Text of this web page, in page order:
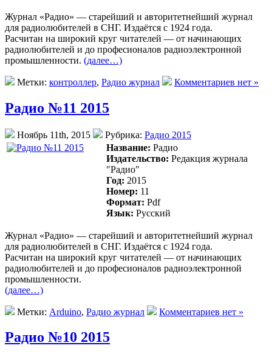
Журнал «Радио» — старейший и авторитетнейший журнал
для радиолюбителей в СНГ. Издаётся с 1924 года.
Раcчитан на широкий круг читателей — от начинающих
радиолюбителей и до професионалов радиоэлектронной
промышленности. (далее…)
Метки: контроллер, Радио журнал Комментариев нет »
Радио №11 2015
Ноябрь 11th, 2015 Рубрика: Радио 2015
Название: Радио
Издательство: Редакция журнала
"Радио"
Год: 2015
Номер: 11
Формат: Pdf
Язык: Русский
Журнал «Радио» — старейший и авторитетнейший журнал
для радиолюбителей в СНГ. Издаётся с 1924 года.
Раcчитан на широкий круг читателей — от начинающих
радиолюбителей и до професионалов радиоэлектронной
промышленности.
(далее…)
Метки: Arduino, Радио журнал Комментариев нет »
Радио №10 2015